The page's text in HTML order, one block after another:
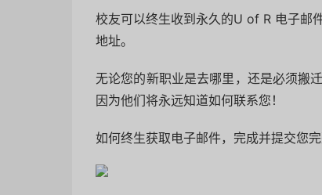
校友可以终生收到永久的U of R 电子邮
地址。
无论您的新职业是去哪里，还是必须搬
因为他们将永远知道如何联系您！
如何终生获取电子邮件，完成并提交您